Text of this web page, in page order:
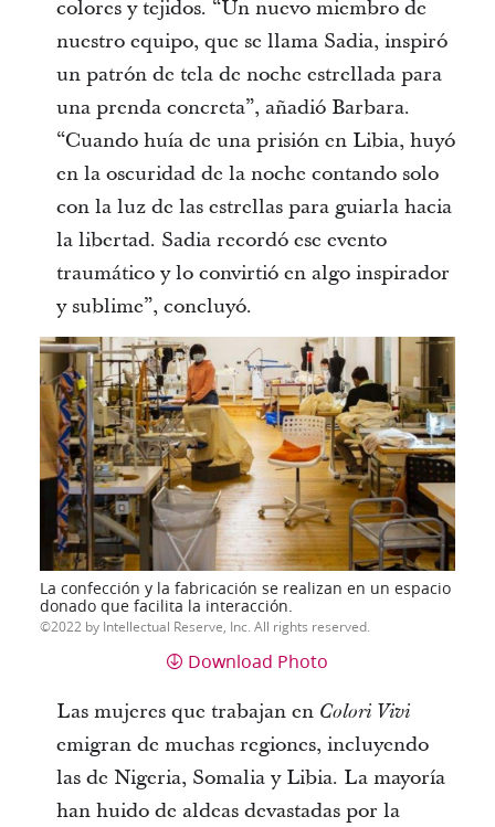
colores y tejidos. “Un nuevo miembro de
nuestro equipo, que se llama Sadia, inspiró
un patrón de tela de noche estrellada para
una prenda concreta”, añadió Barbara.
“Cuando huía de una prisión en Libia, huyó
en la oscuridad de la noche contando solo
con la luz de las estrellas para guiarla hacia
la libertad. Sadia recordó ese evento
traumático y lo convirtió en algo inspirador
y sublime”, concluyó.
La confección y la fabricación se realizan en un espacio
donado que facilita la interacción.
2022 by Intellectual Reserve, Inc. All rights reserved.
Download Photo
Las mujeres que trabajan en Colori Vivi
emigran de muchas regiones, incluyendo
las de Nigeria, Somalia y Libia. La mayoría
han huido de aldeas devastadas por la